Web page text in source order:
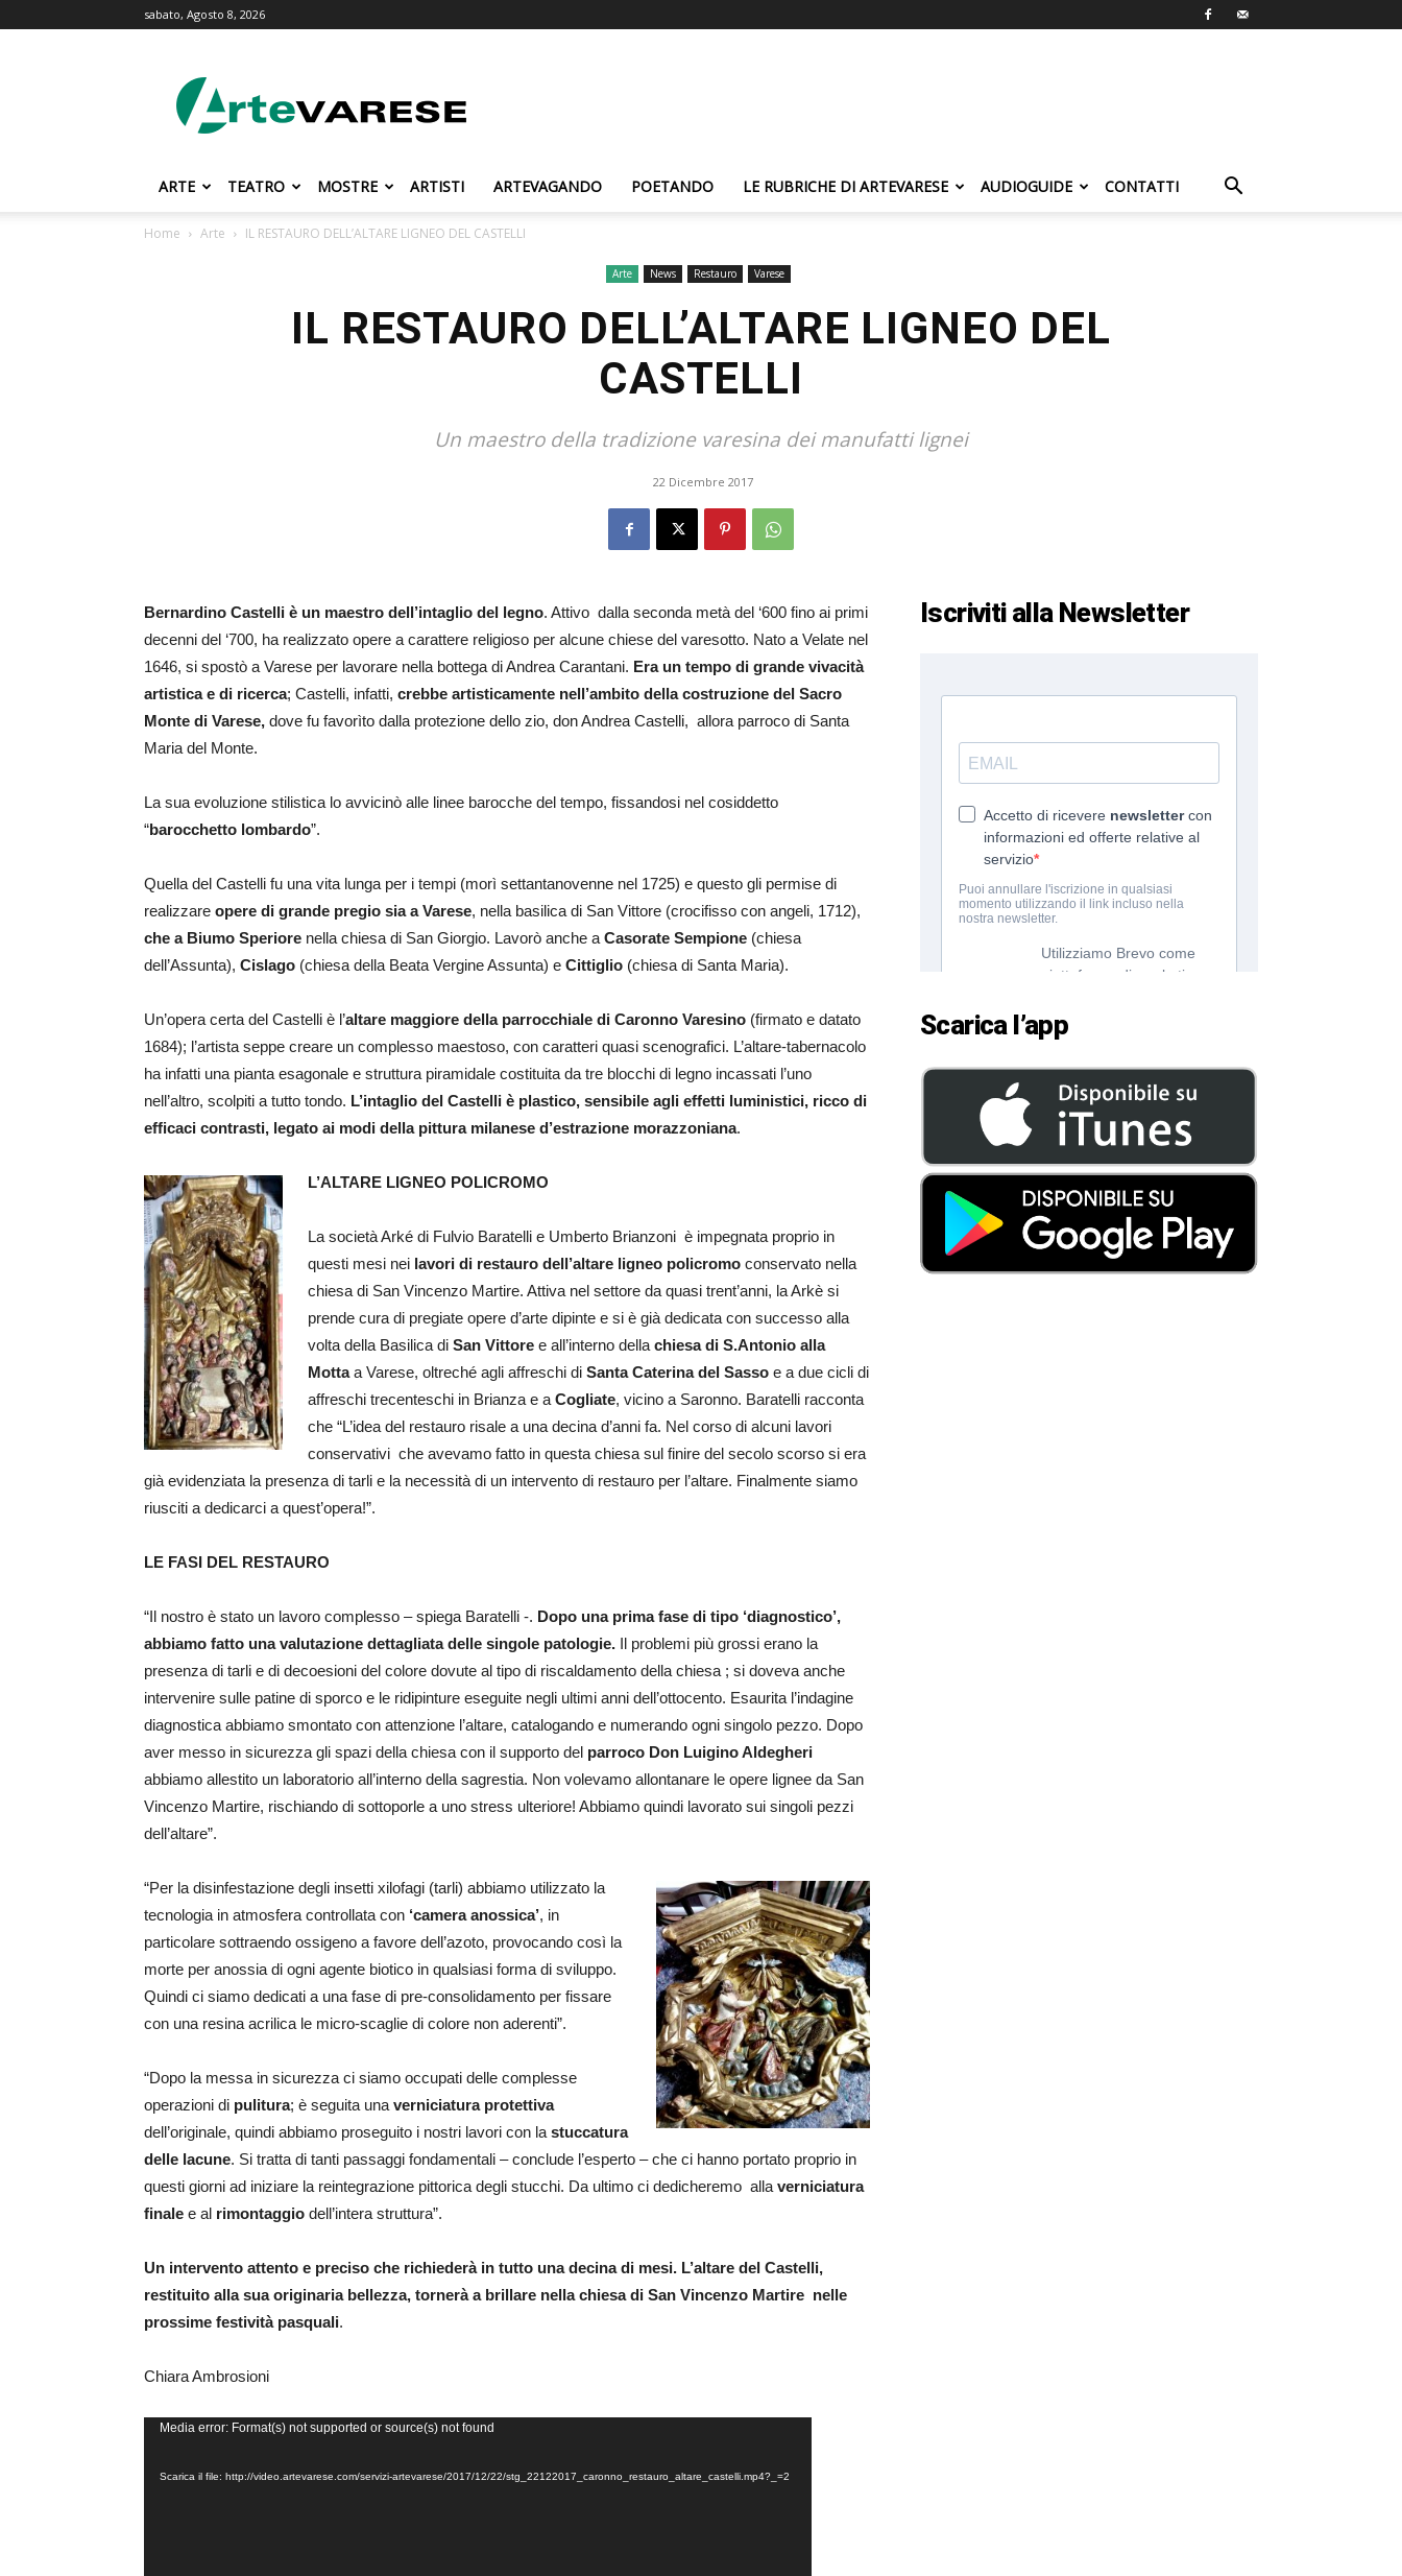
sabato, Agosto 8, 2026
ARTE TEATRO MOSTRE ARTISTI ARTEVAGANDO POETANDO LE RUBRICHE DI ARTEVARESE AUDIOGUIDE CONTATTI
Home Arte IL RESTAURO DELL’ALTARE LIGNEO DEL CASTELLI
Arte News Restauro Varese
IL RESTAURO DELL’ALTARE LIGNEO DEL
CASTELLI
Un maestro della tradizione varesina dei manufatti lignei
22 Dicembre 2017
Bernardino Castelli è un maestro dell’intaglio del legno. Attivo dalla seconda metà del ‘600 fino ai primi
decenni del ‘700, ha realizzato opere a carattere religioso per alcune chiese del varesotto. Nato a Velate nel
1646, si spostò a Varese per lavorare nella bottega di Andrea Carantani. Era un tempo di grande vivacità
artistica e di ricerca; Castelli, infatti, crebbe artisticamente nell’ambito della costruzione del Sacro
Monte di Varese, dove fu favorìto dalla protezione dello zio, don Andrea Castelli, allora parroco di Santa
Maria del Monte.
La sua evoluzione stilistica lo avvicinò alle linee barocche del tempo, fissandosi nel cosiddetto
“barocchetto lombardo”.
Quella del Castelli fu una vita lunga per i tempi (morì settantanovenne nel 1725) e questo gli permise di
realizzare opere di grande pregio sia a Varese, nella basilica di San Vittore (crocifisso con angeli, 1712),
che a Biumo Speriore nella chiesa di San Giorgio. Lavorò anche a Casorate Sempione (chiesa
dell’Assunta), Cislago (chiesa della Beata Vergine Assunta) e Cittiglio (chiesa di Santa Maria).
Un’opera certa del Castelli è l’altare maggiore della parrocchiale di Caronno Varesino (firmato e datato
1684); l’artista seppe creare un complesso maestoso, con caratteri quasi scenografici. L’altare-tabernacolo
ha infatti una pianta esagonale e struttura piramidale costituita da tre blocchi di legno incassati l’uno
nell’altro, scolpiti a tutto tondo. L’intaglio del Castelli è plastico, sensibile agli effetti luministici, ricco di
efficaci contrasti, legato ai modi della pittura milanese d’estrazione morazzoniana.
L’ALTARE LIGNEO POLICROMO
La società Arké di Fulvio Baratelli e Umberto Brianzoni è impegnata proprio in
questi mesi nei lavori di restauro dell’altare ligneo policromo conservato nella
chiesa di San Vincenzo Martire. Attiva nel settore da quasi trent’anni, la Arkè si
prende cura di pregiate opere d’arte dipinte e si è già dedicata con successo alla
volta della Basilica di San Vittore e all’interno della chiesa di S.Antonio alla
Mottaa Varese, oltreché agli affreschi di Santa Caterina del Sasso e a due cicli di
affreschi trecenteschi in Brianza e a Cogliate, vicino a Saronno. Baratelli racconta
che “L’idea del restauro risale a una decina d’anni fa. Nel corso di alcuni lavori
conservativi che avevamo fatto in questa chiesa sul finire del secolo scorso si era
già evidenziata la presenza di tarli e la necessità di un intervento di restauro per l’altare. Finalmente siamo
riusciti a dedicarci a quest’opera!”.
LE FASI DEL RESTAURO
“Il nostro è stato un lavoro complesso – spiega Baratelli -. Dopo una prima fase di tipo ‘diagnostico’,
abbiamo fatto una valutazione dettagliata delle singole patologie. Il problemi più grossi erano la
presenza di tarli e di decoesioni del colore dovute al tipo di riscaldamento della chiesa ; si doveva anche
intervenire sulle patine di sporco e le ridipinture eseguite negli ultimi anni dell’ottocento. Esaurita l’indagine
diagnostica abbiamo smontato con attenzione l’altare, catalogando e numerando ogni singolo pezzo. Dopo
aver messo in sicurezza gli spazi della chiesa con il supporto del parroco Don Luigino Aldegheri
abbiamo allestito un laboratorio all’interno della sagrestia. Non volevamo allontanare le opere lignee da San
Vincenzo Martire, rischiando di sottoporle a uno stress ulteriore! Abbiamo quindi lavorato sui singoli pezzi
dell’altare”.
“Per la disinfestazione degli insetti xilofagi (tarli) abbiamo utilizzato la
tecnologia in atmosfera controllata con ‘camera anossica’, in
particolare sottraendo ossigeno a favore dell’azoto, provocando così la
morte per anossia di ogni agente biotico in qualsiasi forma di sviluppo.
Quindi ci siamo dedicati a una fase di pre-consolidamento per fissare
con una resina acrilica le micro-scaglie di colore non aderenti”.
“Dopo la messa in sicurezza ci siamo occupati delle complesse
operazioni di pulitura; è seguita una verniciatura protettiva
dell’originale, quindi abbiamo proseguito i nostri lavori con la stuccatura
delle lacune. Si tratta di tanti passaggi fondamentali – conclude l’esperto – che ci hanno portato proprio in
questi giorni ad iniziare la reintegrazione pittorica degli stucchi. Da ultimo ci dedicheremo alla verniciatura
finale e al rimontaggio dell’intera struttura”.
Un intervento attento e preciso che richiederà in tutto una decina di mesi. L’altare del Castelli,
restituito alla sua originaria bellezza, tornerà a brillare nella chiesa di San Vincenzo Martire nelle
prossime festività pasquali.
Chiara Ambrosioni
Video
Media error: Format(s) not supported or source(s) not found
Scarica il file: http://video.artevarese.com/servizi-artevarese/2017/12/22/stg_22122017_caronno_restauro_altare_castelli.mp4?_=2
Iscriviti alla Newsletter
Scarica l’app